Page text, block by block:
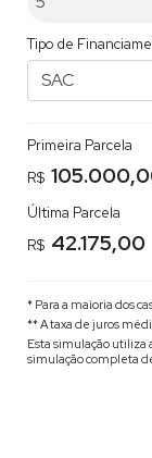
Tipo de
SAC
Primeira Parcela
R$
Última Parcela
R$ 42.175,00
* Para a maioria dos
** A taxa de juros
Esta simulação utiliza
simulação completa